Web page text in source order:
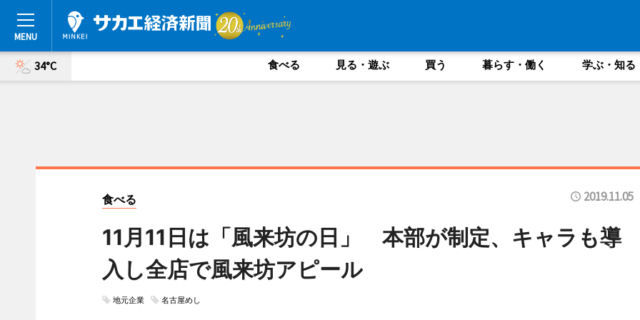
34°C 食べる 見る・遊ぶ 買う 暮らす・働く 学ぶ・知る
食べる 2019.11.05
11月11日は「風来坊の日」 本部が制定、キャラも導
入し全店で風来坊アピール
地元企業 名古屋めし